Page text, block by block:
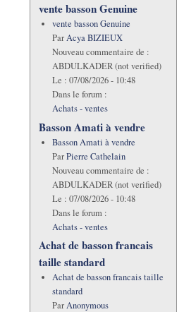
vente basson Genuine
vente basson Genuine
ParAcya BIZIEUX
Nouveau commentaire de :
ABDULKADER (not verified)
Le : 07/08/2026 - 10:48
Dans le forum :
Achats - ventes
Basson Amati à vendre
Basson Amati à vendre
ParPierre Cathelain
Nouveau commentaire de :
ABDULKADER (not verified)
Le : 07/08/2026 - 10:48
Dans le forum :
Achats - ventes
Achat de basson francais
taille standard
Achat de basson francais taille
standard
ParAnonymous